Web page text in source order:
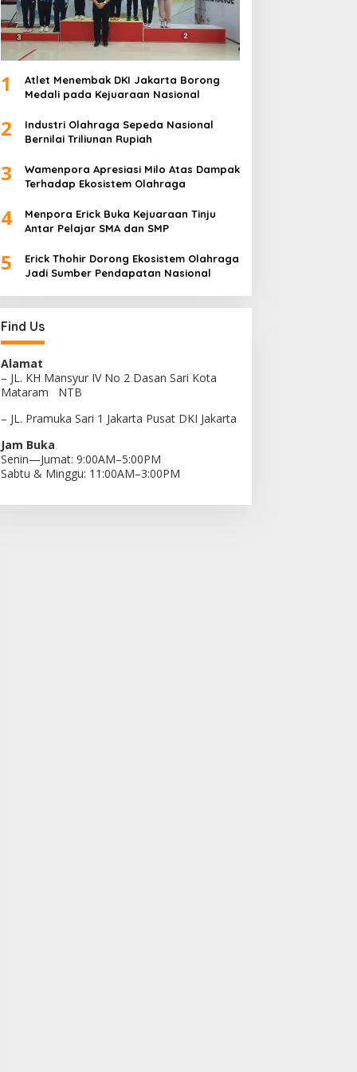
1
Atlet Menembak DKI Jakarta Borong
Medali pada Kejuaraan Nasional
2
Industri Olahraga Sepeda Nasional
Bernilai Triliunan Rupiah
3
Wamenpora Apresiasi Milo Atas Dampak
Terhadap Ekosistem Olahraga
4
Menpora Erick Buka Kejuaraan Tinju
Antar Pelajar SMA dan SMP
5
Erick Thohir Dorong Ekosistem Olahraga
Jadi Sumber Pendapatan Nasional
Find Us
Alamat
– JL. KH Mansyur IV No 2 Dasan Sari Kota
Mataram NTB
– JL. Pramuka Sari 1 Jakarta Pusat DKI Jakarta
Jam Buka
Senin—Jumat: 9:00AM–5:00PM
Sabtu & Minggu: 11:00AM–3:00PM